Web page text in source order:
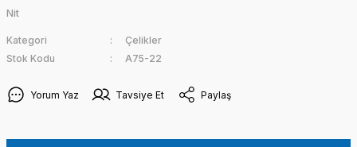
Nit
Kategori
Çelikler
Stok Kodu
A75-22
Yorum Yaz Tavsiye Et Paylaş